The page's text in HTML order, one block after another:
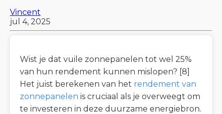
Vincent
jul 4, 2025
Wist je dat vuile zonnepanelen tot wel 25%
van hun rendement kunnen mislopen? [8]
Het juist berekenen van het rendement van
zonnepanelen is cruciaal als je overweegt om
te investeren in deze duurzame energiebron.